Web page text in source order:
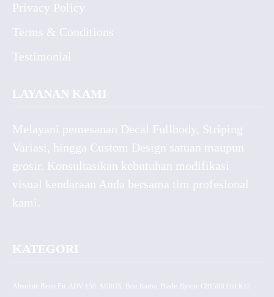
Privacy Policy
Terms & Conditions
Testimonial
LAYANAN KAMI
Melayani pemesanan Decal Fullbody, Striping
Variasi, hingga Custom Design satuan maupun
grosir. Konsultasikan kebutuhan modifikasi
visual kendaraan Anda bersama tim profesional
kami.
KATEGORI
Absolute Revo Fit ADV 150 AEROX CB150R Old K15